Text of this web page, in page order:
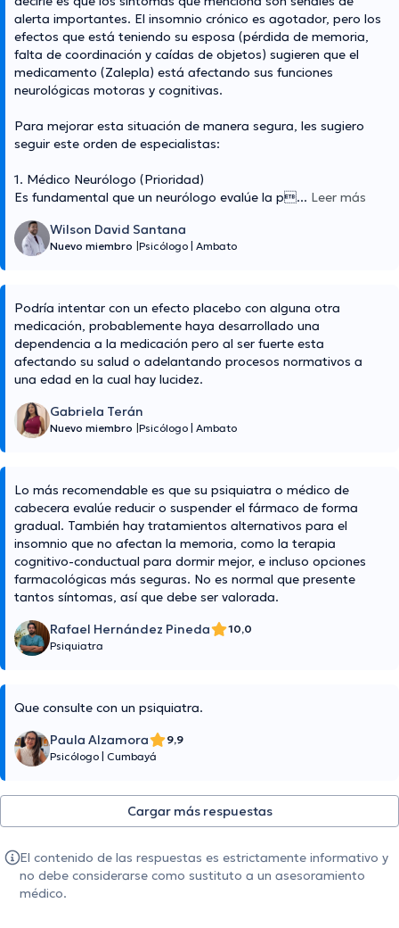
alerta importantes. El insomnio crónico es agotador, pero los
efectos que está teniendo su esposa (pérdida de memoria,
falta de coordinación y caídas de objetos) sugieren que el
medicamento (Zalepla) está afectando sus funciones
neurológicas motoras y cognitivas.
Para mejorar esta situación de manera segura, les sugiero
seguir este orden de especialistas:
1. Médico Neurólogo (Prioridad)
Es fundamental que un neurólogo evalúe la p... Leer más
Wilson David Santana
Nuevo miembro Psicólogo Ambato
Podría intentar con un efecto placebo con alguna otra
medicación, probablemente haya desarrollado una
dependencia a la medicación pero al ser fuerte esta
afectando su salud o adelantando procesos normativos a
una edad en la cual hay lucidez.
Gabriela Terán
Nuevo miembro Psicólogo Ambato
Lo más recomendable es que su psiquiatra o médico de
cabecera evalúe reducir o suspender el fármaco de forma
gradual. También hay tratamientos alternativos para el
insomnio que no afectan la memoria, como la terapia
cognitivo-conductual para dormir mejor, e incluso opciones
farmacológicas más seguras. No es normal que presente
tantos síntomas, así que debe ser valorada.
Rafael Hernández Pineda
10,0
Psiquiatra
Que consulte con un psiquiatra.
Paula Alzamora
9,9
Psicólogo Cumbayá
Cargar más respuestas
El contenido de las respuestas es estrictamente informativo y
no debe considerarse como sustituto a un asesoramiento
médico.